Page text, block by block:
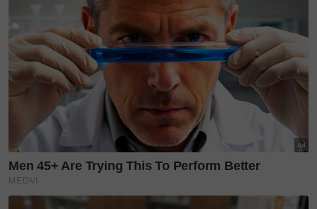
segala usaha dan pengorbanan yang dilakukan
bukanlah kerana mengabaikan keluarga, sebaliknya
didorong oleh rasa cinta yang mendalam terhadap
anak-anaknya.